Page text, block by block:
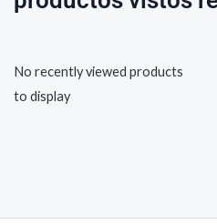
No recently viewed products
to display